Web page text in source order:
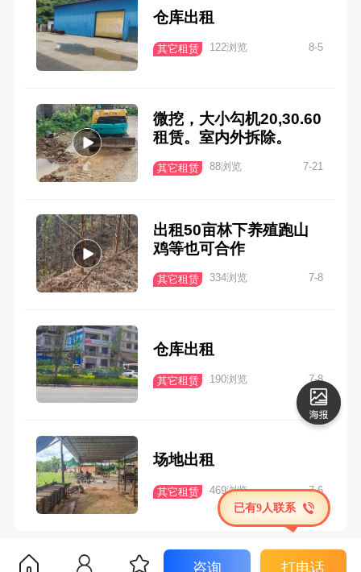
仓库出租
其它租赁 122浏览 8-5
微挖，大小勾机20,30.60
租赁。室内外拆除。
其它租赁 88浏览 7-21
出租50亩林下养殖跑山
鸡等也可合作
其它租赁 334浏览 7-8
仓库出租
其它租赁 190浏览 7-8
场地出租
其它租赁 469浏览 7-6
咨询 打电话
已有9人联系